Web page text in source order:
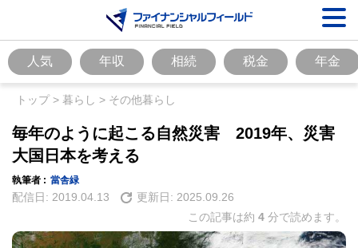
人気 年収 相続 税金 年金
トップ> 暮らし > その他暮らし
毎年のように起こる自然災害 2019年、災害
大国日本を考える
執筆者 : 當舎緑
配信日: 2019.04.13 更新日: 2025.09.26
この記事は約 4 分で読めます。